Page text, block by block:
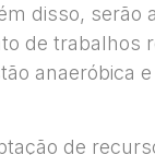
disso, serão
de trabalhos
anaeróbica
de